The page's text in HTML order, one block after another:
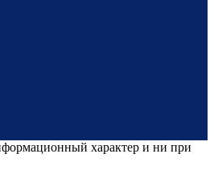
характер и ни при